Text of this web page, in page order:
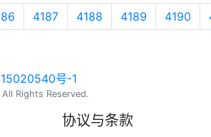
4187 4188 4189 4190
号-1
Rights Reserved.
协议与条款